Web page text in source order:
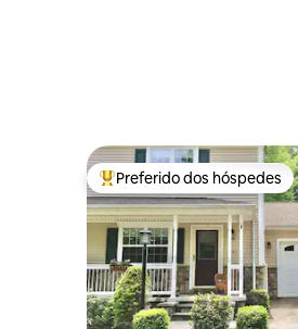
Entre os melhores
Preferido dos hóspedes